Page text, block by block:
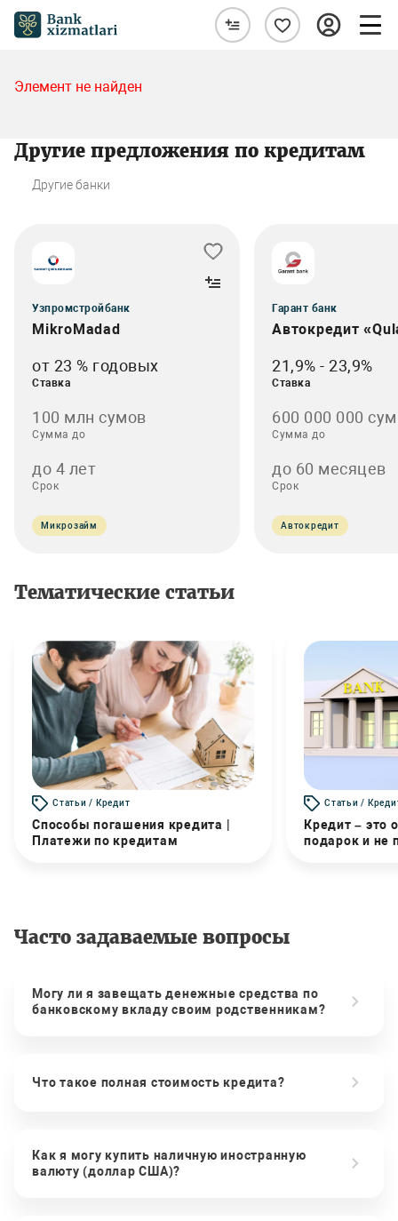
Элемент не найден
Другие предложения по кредитам
Другие банки
Узпромстройбанк
MikroMadad
от 23 % годовых
Ставка
100 млн сумов
Сумма до
до 4 лет
Срок
Микрозайм
Гарант банк
Автокредит
21,9% - 23,9%
Ставка
600 000 000 сум
Сумма до
до 60 месяцев
Срок
Автокредит
Тематические статьи
Статьи / Кредит
Способы погашения кредита |
Платежи по кредитам
Статьи /
Кредит – это
подарок и не
Часто задаваемые вопросы
Могу ли я завещать денежные средства по
банковскому вкладу своим родственникам?
Что такое полная стоимость кредита?
Как я могу купить наличную иностранную
валюту (доллар США)?